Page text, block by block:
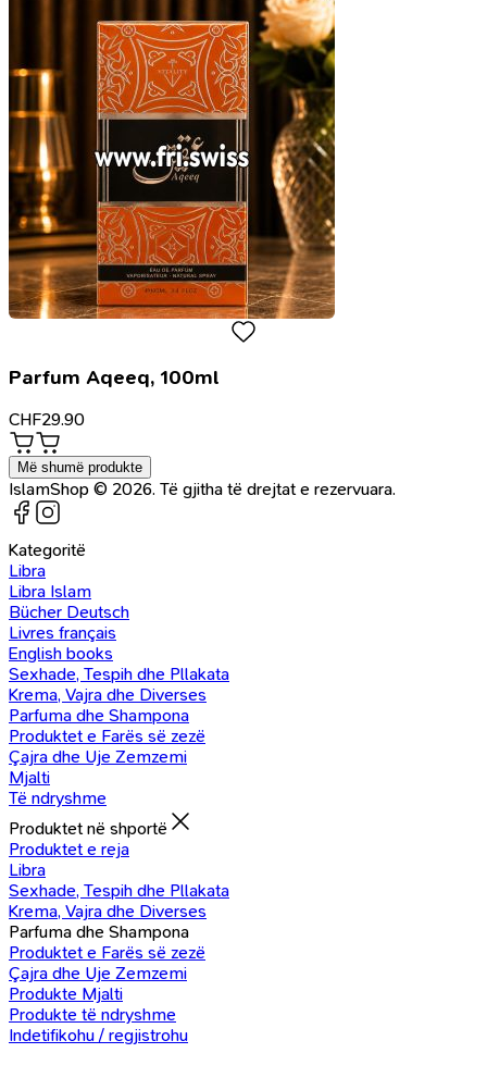
Parfum Aqeeq, 100ml
CHF29.90
Më shumë produkte
IslamShop © 2026. Të gjitha të drejtat e rezervuara.
Kategoritë
Libra
Libra Islam
Bücher Deutsch
Livres français
English books
Sexhade, Tespih dhe Pllakata
Krema, Vajra dhe Diverses
Parfuma dhe Shampona
Produktet e Farës së zezë
Çajra dhe Uje Zemzemi
Mjalti
Të ndryshme
Produktet në shportë
Produktet e reja
Libra
Sexhade, Tespih dhe Pllakata
Krema, Vajra dhe Diverses
Parfuma dhe Shampona
Produktet e Farës së zezë
Çajra dhe Uje Zemzemi
Produkte Mjalti
Produkte të ndryshme
Indetifikohu / regjistrohu